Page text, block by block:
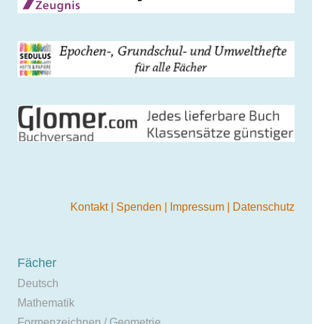
Kontakt Spenden Impressum Datenschutz
Fächer
Deutsch
Mathematik